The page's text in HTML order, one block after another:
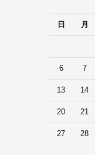
日
月
6 7
13 14
20 21
27 28